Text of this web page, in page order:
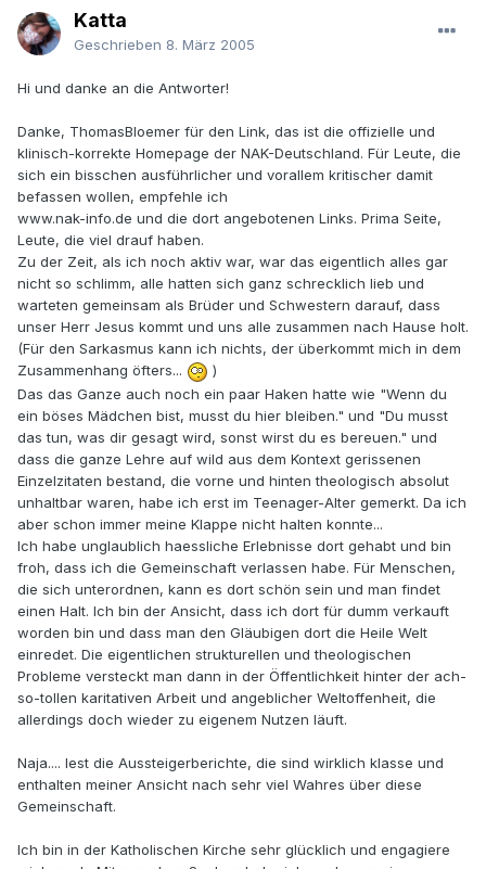
Katta
Geschrieben 8. März 2005
Hi und danke an die Antworter!
Danke, ThomasBloemer für den Link, das ist die offizielle und
klinisch-korrekte Homepage der NAK-Deutschland. Für Leute, die
sich ein bisschen ausführlicher und vorallem kritischer damit
befassen wollen, empfehle ich
www.nak-info.de und die dort angebotenen Links. Prima Seite,
Leute, die viel drauf haben.
Zu der Zeit, als ich noch aktiv war, war das eigentlich alles gar
nicht so schlimm, alle hatten sich ganz schrecklich lieb und
warteten gemeinsam als Brüder und Schwestern darauf, dass
unser Herr Jesus kommt und uns alle zusammen nach Hause holt.
(Für den Sarkasmus kann ich nichts, der überkommt mich in dem
Zusammenhang öfters...
)
Das das Ganze auch noch ein paar Haken hatte wie "Wenn du
ein böses Mädchen bist, musst du hier bleiben." und "Du musst
das tun, was dir gesagt wird, sonst wirst du es bereuen." und
dass die ganze Lehre auf wild aus dem Kontext gerissenen
Einzelzitaten bestand, die vorne und hinten theologisch absolut
unhaltbar waren, habe ich erst im Teenager-Alter gemerkt. Da ich
aber schon immer meine Klappe nicht halten konnte...
Ich habe unglaublich haessliche Erlebnisse dort gehabt und bin
froh, dass ich die Gemeinschaft verlassen habe. Für Menschen,
die sich unterordnen, kann es dort schön sein und man findet
einen Halt. Ich bin der Ansicht, dass ich dort für dumm verkauft
worden bin und dass man den Gläubigen dort die Heile Welt
einredet. Die eigentlichen strukturellen und theologischen
Probleme versteckt man dann in der Öffentlichkeit hinter der ach-
so-tollen karitativen Arbeit und angeblicher Weltoffenheit, die
allerdings doch wieder zu eigenem Nutzen läuft.
Naja.... lest die Aussteigerberichte, die sind wirklich klasse und
enthalten meiner Ansicht nach sehr viel Wahres über diese
Gemeinschaft.
Ich bin in der Katholischen Kirche sehr glücklich und engagiere